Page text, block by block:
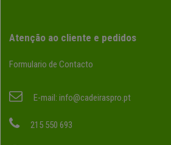
Atenção ao cliente e pedidos
Formulario de Contacto
E-mail: info@cadeiraspro.pt
215 550 693